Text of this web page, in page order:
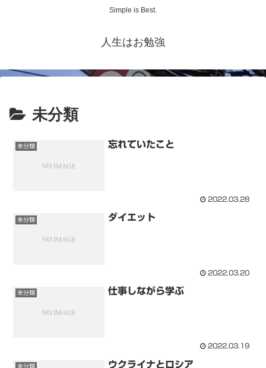
Simple is Best.
人生はお勉強
未分類
未分類 忘れていたこと
2022.03.28
未分類 ダイエット
2022.03.20
未分類 仕事しながら学ぶ
2022.03.19
未分類 ウクライナとロシア